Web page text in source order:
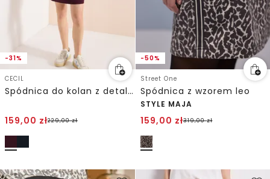
-31%
CECIL
Spódnica do kolan z detalami w paski
159,00 zł229,00zł
-50%
Street One
Spódnica z wzorem leo
STYLE MAJA
159,00 zł319,00zł